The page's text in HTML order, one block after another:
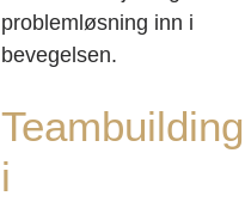
problemløsning inn i
bevegelsen.
Teambuilding
i